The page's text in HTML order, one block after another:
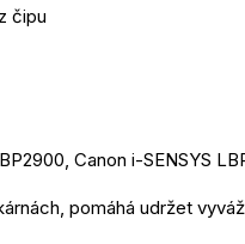
čipu
Canon i-SENSYS
pomáhá udržet